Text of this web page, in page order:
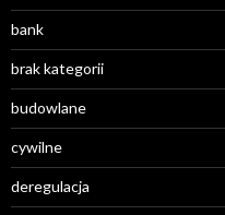
bank
brak kategorii
budowlane
cywilne
deregulacja